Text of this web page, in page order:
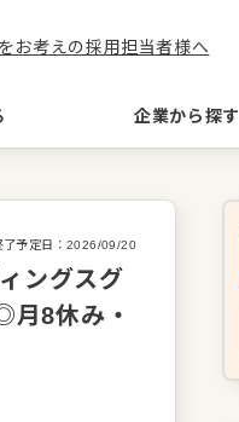
お考えの採用担当者様へ
企業から探す
予定日： 2026/09/20
ングスグ
8休み・